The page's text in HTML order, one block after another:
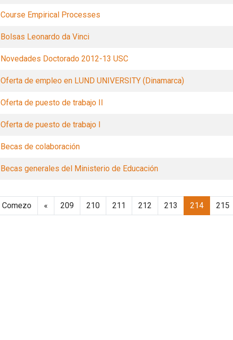
Course Empirical Processes
Bolsas Leonardo da Vinci
Novedades Doctorado 2012-13 USC
Oferta de empleo en LUND UNIVERSITY (Dinamarca)
Oferta de puesto de trabajo II
Oferta de puesto de trabajo I
Becas de colaboración
Becas generales del Ministerio de Educación
Comezo « 209 210 211 212 213 214 215